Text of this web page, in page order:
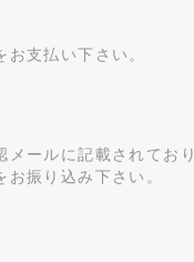
支払い下さい。
ールに記載されており
振り込み下さい。